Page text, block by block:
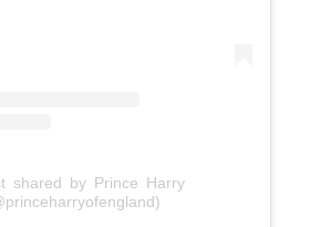
shared by Prince Harry